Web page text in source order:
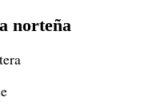
norteña